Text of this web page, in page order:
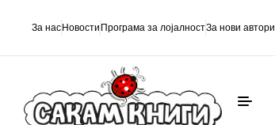
За нас Новости Програма за лојалностЗа нови автори